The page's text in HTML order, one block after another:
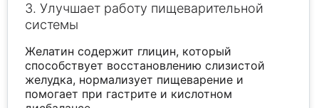
3. Улучшает работу пищеварительной
системы
Желатин содержит глицин, который
способствует восстановлению слизистой
желудка, нормализует пищеварение и
помогает при гастрите и кислотном